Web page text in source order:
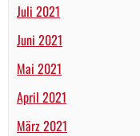
Juli 2021
Juni 2021
Mai 2021
April 2021
März 2021